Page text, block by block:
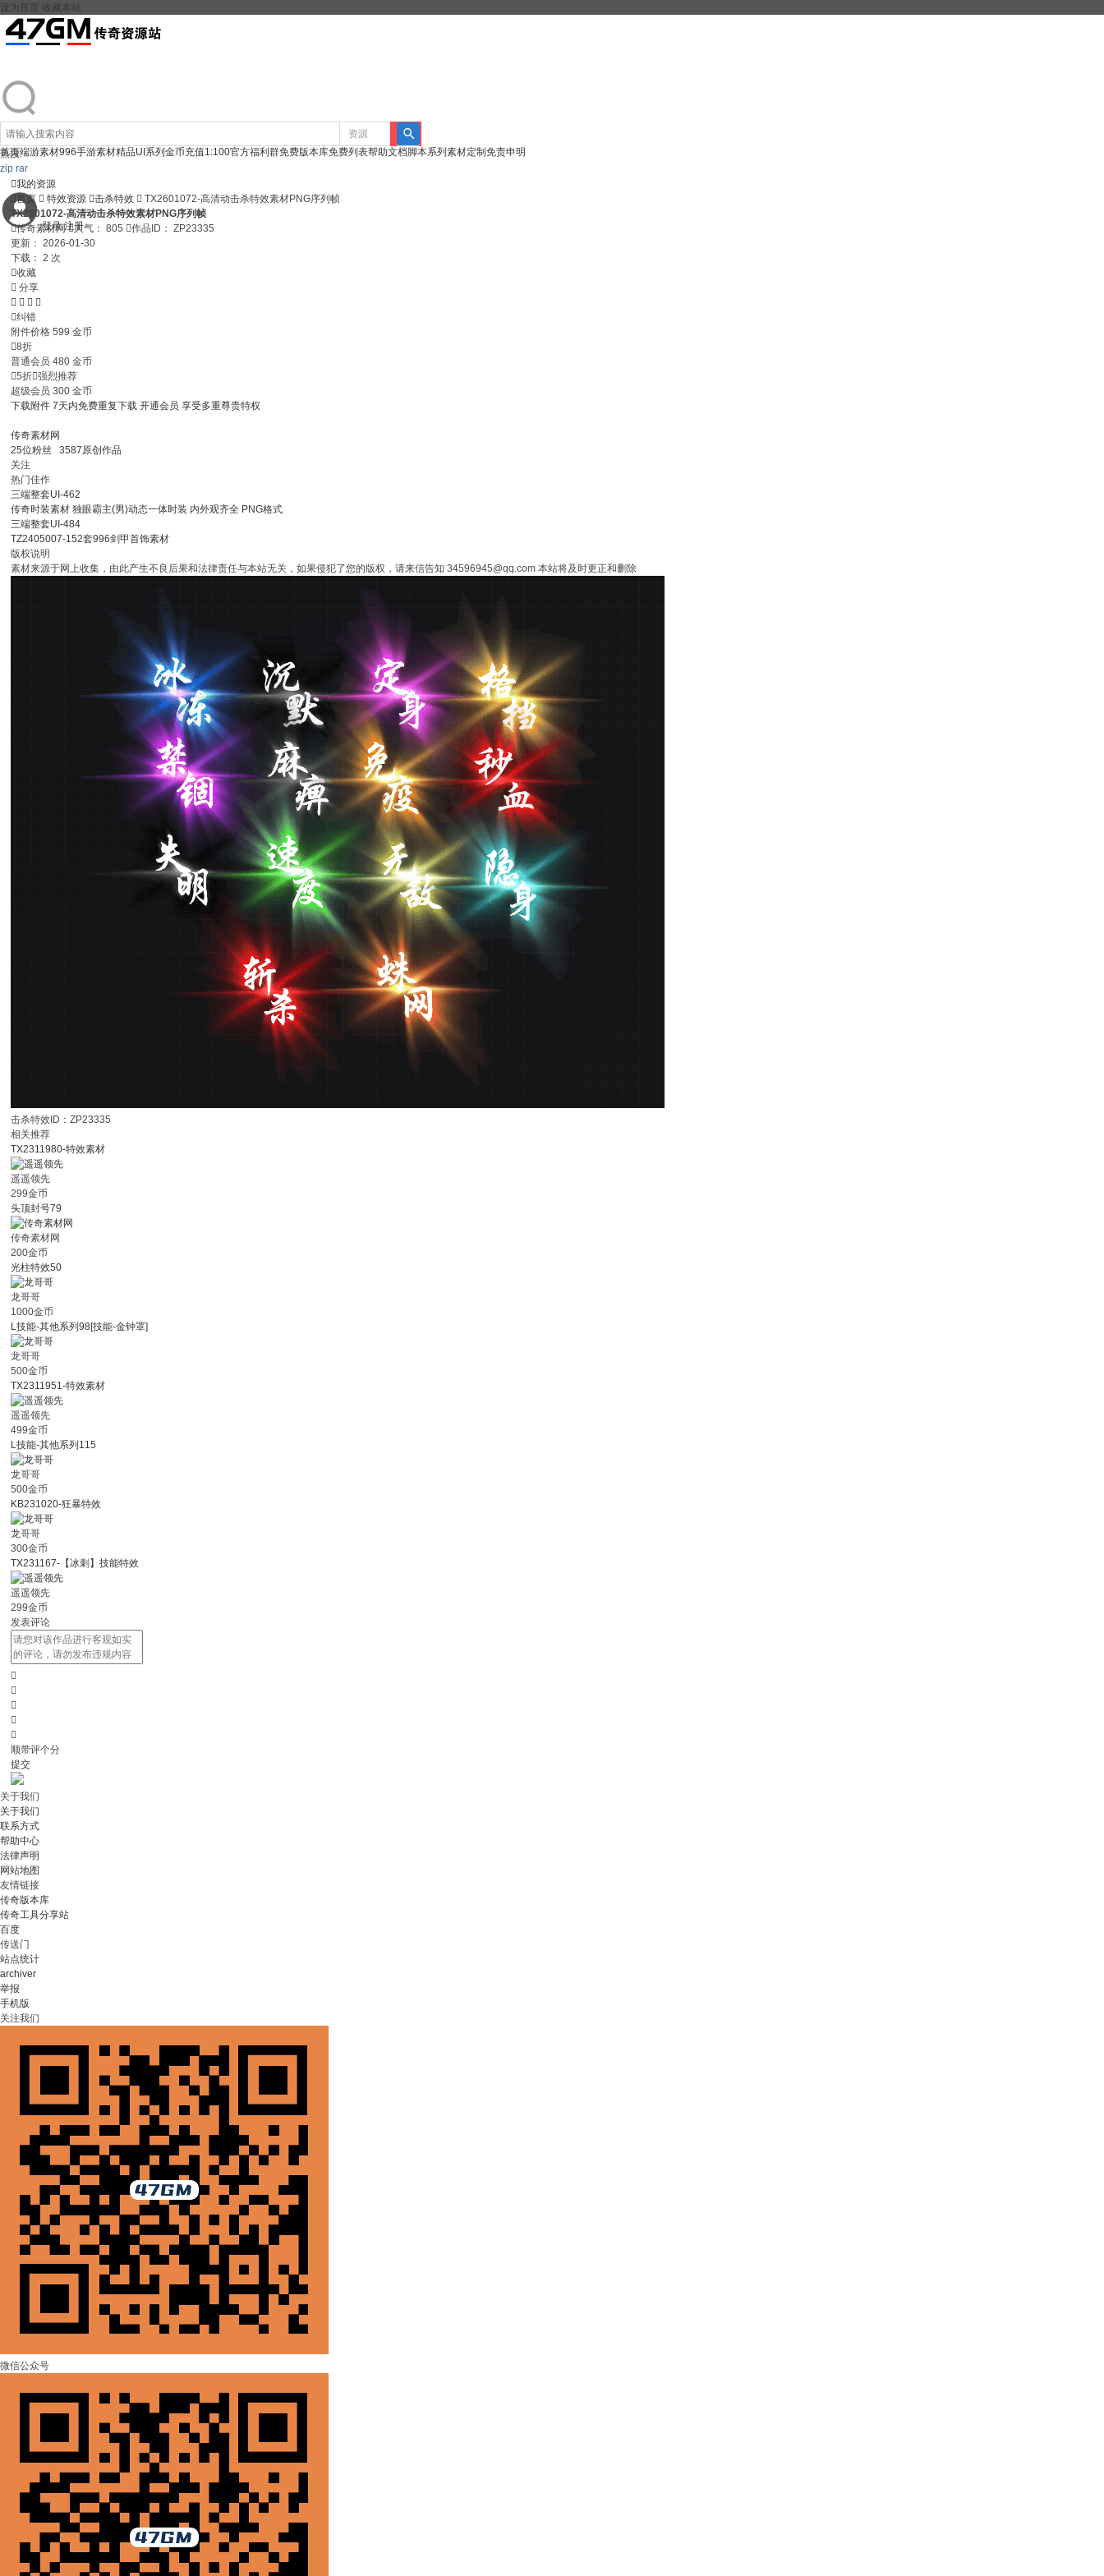
设为首页 收藏本站
资源
搜
热搜:
zip rar
登录 注册
首页端游素材996手游素材精品UI系列 金币充值1:100官方福利群免费版本库免费列表帮助文档脚本系列 素材定制 免责申明
我的资源
首页  特效资源 击杀特效  TX2601072-高清动击杀特效素材PNG序列帧
TX2601072-高清动击杀特效素材PNG序列帧
传奇素材网 人气：805 作品ID：ZP23335
更新：
2026-01-30
下载：
2 次
收藏
 分享
   
纠错
附件价格599 金币
8折
普通会员480 金币
5折强烈推荐
超级会员300 金币
下载附件 7天内免费重复下载 开通会员 享受多重尊贵特权
传奇素材网
25位粉丝 3587原创作品
关注
热门佳作
三端整套UI-462
传奇时装素材 独眼霸主(男)动态一体时装 内外观齐全 PNG格式
三端整套UI-484
TZ2405007-152套996剑甲首饰素材
版权说明
素材来源于网上收集，由此产生不良后果和法律责任与本站无关，如果侵犯了您的版权，请来信告知 34596945@qq.com 本站将及时更正和删除
击杀特效ID：ZP23335
相关推荐
TX2311980-特效素材
遥遥领先
299金币
头顶封号79
传奇素材网
200金币
光柱特效50
龙哥哥
1000金币
L技能-其他系列98[技能-金钟罩]
龙哥哥
500金币
TX2311951-特效素材
遥遥领先
499金币
L技能-其他系列115
龙哥哥
500金币
KB231020-狂暴特效
龙哥哥
300金币
TX231167-【冰刺】技能特效
遥遥领先
299金币
发表评论





顺带评个分
提交
关于我们
关于我们
联系方式
帮助中心
法律声明
网站地图
友情链接
传奇版本库
传奇工具分享站
百度
传送门
站点统计
archiver
举报
手机版
关注我们
微信公众号